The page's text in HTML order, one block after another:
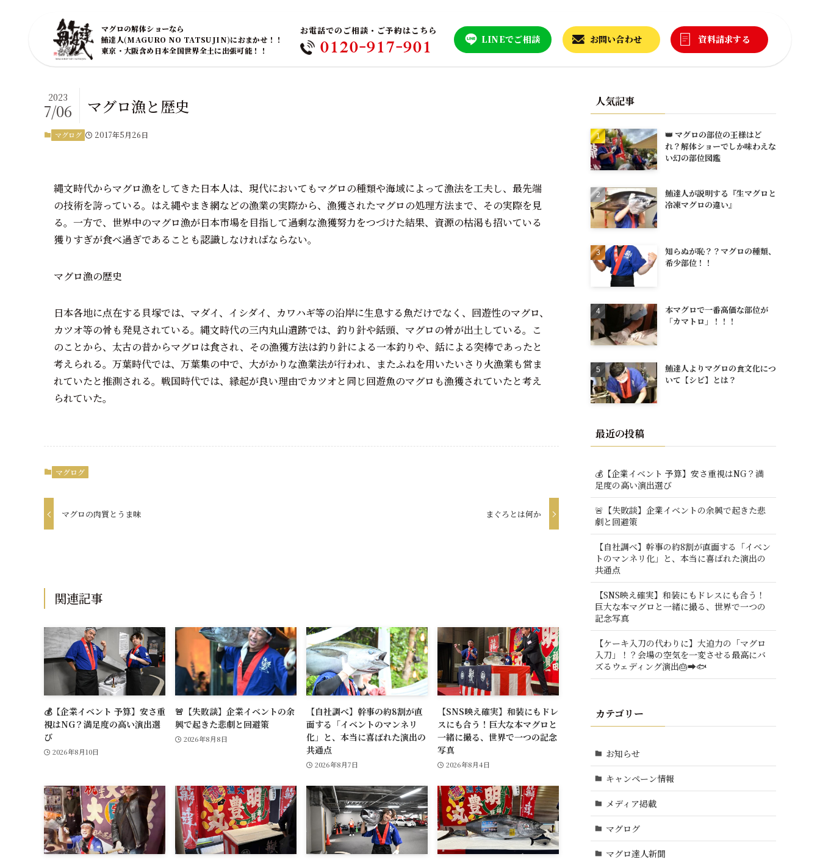
マグロの解体ショーなら
鮪達人(MAGURO NO TATSUJIN)におまかせ！！
東京・大阪含め日本全国世界全土に出張可能！！
お電話でのご相談・ご予約はこちら
0120-917-901 LINEでご相談 お問い合わせ 資料請求する
マグロ漁と歴史
2023
7/06
マグログ 2017年5月26日
縄文時代からマグロ漁をしてきた日本人は、現代においてもマグロの種類や海域によって漁法を工夫し、最先端
の技術を誇っている。はえ縄やまき網などの漁業の実際から、漁獲されたマグロの処理方法まで、その実際を見
る。一方で、世界中のマグロ漁が日本市場を目指して過剰な漁獲努力をつづけた結果、資源の枯渇も招いている
獲りすぎが食べ過ぎであることも認識しなければならない。
マグロ漁の歴史
日本各地に点在する貝塚では、マダイ、イシダイ、カワハギ等の沿岸に生息する魚だけでなく、回遊性のマグロ、
カツオ等の骨も発見されている。縄文時代の三内丸山遺跡では、釣り針や銛頭、マグロの骨が出土している。こ
のことから、太古の昔からマグロは食され、その漁獲方法は釣り針による一本釣りや、銛による突棒であったと
考えられる。万葉時代では、万葉集の中で、大がかりな漁業法が行われ、またふねを用いたいさり火漁業も営ま
れていたと推測される。戦国時代では、縁起が良い理由でカツオと同じ回遊魚のマグロも漁獲されていたと考え
られていた。
マグログ
マグロの肉質とうま味 まぐろとは何か
関連記事
💰【企業イベント 予算】安さ重
視はNG？満足度の高い演出選
び
2026年8月10日
🚨【失敗談】企業イベントの余
興で起きた悲劇と回避策
2026年8月8日
【自社調べ】幹事の約8割が直
面する「イベントのマンネリ
化」と、本当に喜ばれた演出の
共通点
2026年8月7日
【SNS映え確実】和装にもドレ
スにも合う！巨大な本マグロと
一緒に撮る、世界で一つの記念
写真
2026年8月4日
人気記事
👑 マグロの部位の王様はど
れ？解体ショーでしか味わえな
い幻の部位図鑑
鮪達人が説明する『生マグロと
冷凍マグロの違い』
知らぬが恥？？マグロの種類、
希少部位！！
本マグロで一番高価な部位が
「カマトロ」！！！
鮪達人よりマグロの食文化につ
いて【シビ】とは？
最近の投稿
💰【企業イベント 予算】安さ重視はNG？満
足度の高い演出選び
🚨【失敗談】企業イベントの余興で起きた悲
劇と回避策
【自社調べ】幹事の約8割が直面する「イベン
トのマンネリ化」と、本当に喜ばれた演出の
共通点
【SNS映え確実】和装にもドレスにも合う！
巨大な本マグロと一緒に撮る、世界で一つの
記念写真
【ケーキ入刀の代わりに】大迫力の「マグロ
入刀」！？会場の空気を一変させる最高にバ
ズるウェディング演出🎂➡️🐟
カテゴリー
お知らせ
キャンペーン情報
メディア掲載
マグログ
マグロ達人新聞